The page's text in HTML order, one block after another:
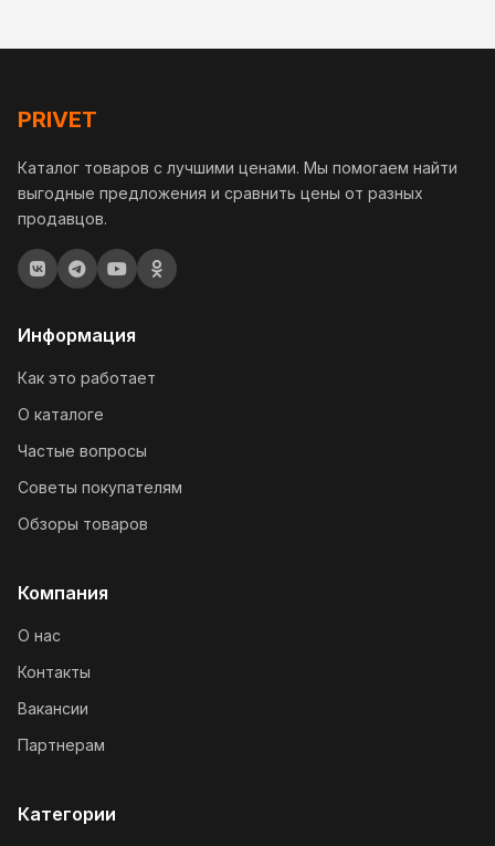
PRIVET
Каталог товаров с лучшими ценами. Мы помогаем найти
выгодные предложения и сравнить цены от разных
продавцов.
Информация
Как это работает
О каталоге
Частые вопросы
Советы покупателям
Обзоры товаров
Компания
О нас
Контакты
Вакансии
Партнерам
Категории